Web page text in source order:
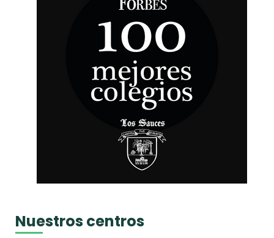
Nuestros centros